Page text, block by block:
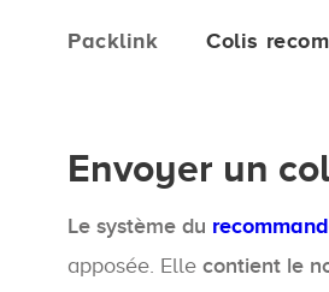
Packlink Colis
Envoyer un
Le système du
apposée. Elle contient le